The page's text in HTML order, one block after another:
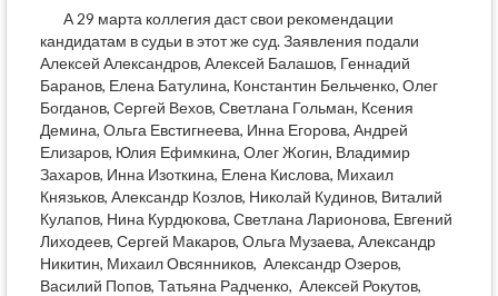
А 29 марта коллегия даст свои рекомендации
кандидатам в судьи в этот же суд. Заявления подали
Алексей Александров, Алексей Балашов, Геннадий
Баранов, Елена Батулина, Константин Бельченко, Олег
Богданов, Сергей Вехов, Светлана Гольман, Ксения
Демина, Ольга Евстигнеева, Инна Егорова, Андрей
Елизаров, Юлия Ефимкина, Олег Жогин, Владимир
Захаров, Инна Изоткина, Елена Кислова, Михаил
Князьков, Александр Козлов, Николай Кудинов, Виталий
Кулапов, Нина Курдюкова, Светлана Ларионова, Евгений
Лиходеев, Сергей Макаров, Ольга Музаева, Александр
Никитин, Михаил Овсянников, Александр Озеров,
Василий Попов, Татьяна Радченко, Алексей Рокутов,